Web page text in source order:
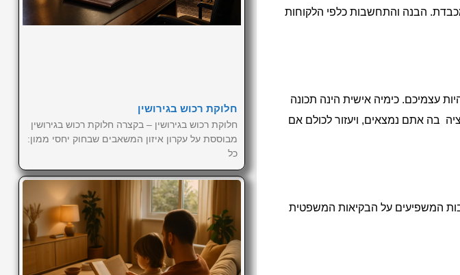
הבנה והתחשבות כלפי הלקוחות
עצמיכם. כימיה אישית הינה תכונה
בה אתם נמצאים, ויעזור לכולם אם
המשפיעים על הבקיאות המשפטית
חלוקת רכוש בגירושין
חלוקת רכוש בגירושין – בקצרה חלוקת רכוש בגירושין
מבוססת על עקרון איזון המשאבים שבחוק יחסי ממון:
כל